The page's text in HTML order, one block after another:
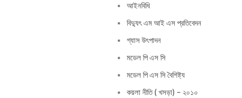
আইনবিধি
বিদ্যুৎ এম আই এস প্রতিবেদন
গ্যাস উৎপাদন
মডেল পি এস সি
মডেল পি এস সি বৈশিষ্ট্য
কয়লা নীতি ( খসড়া) – ২০১০